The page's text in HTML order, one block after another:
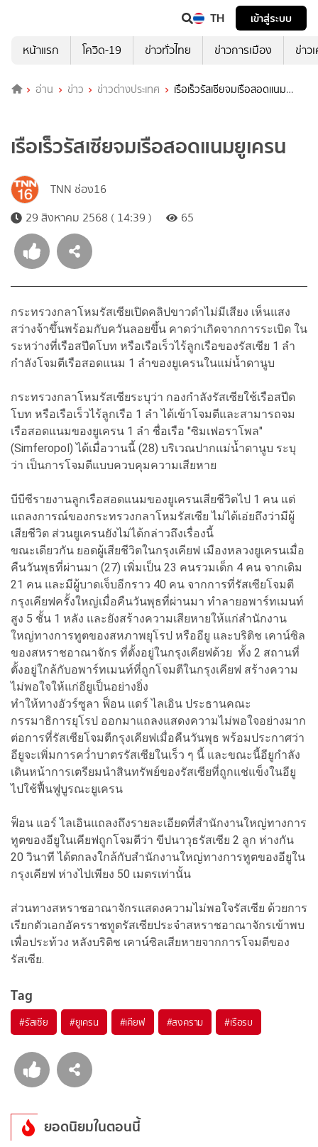
TH
เข้าสู่ระบบ
หน้าแรก
โควิด-19 ข่าวทั่วไทย ข่าวการเมือง ข่าว
อ่าน ข่าว ข่าวต่างประเทศ
เรือเร็วรัสเซียจมเรือสอดแนม
เรือเร็วรัสเซียจมเรือสอดแนมยูเครน
TNN ช่อง16
29 สิงหาคม 2568 ( 14:39 )
65
กระทรวงกลาโหมรัสเซียเปิดคลิปขาวดำไม่มีเสียง เห็นแสง
สว่างจ้าขึ้นพร้อมกับควันลอยขึ้น คาดว่าเกิดจากการระเบิด ใน
ระหว่างที่เรือสปีดโบท หรือเรือเร็วไร้ลูกเรือของรัสเซีย 1 ลำ
กำลังโจมตีเรือสอดแนม 1 ลำของยูเครนในแม่น้ำดานูบ
กระทรวงกลาโหมรัสเซียระบุว่า กองกำลังรัสเซียใช้เรือสปีด
โบท หรือเรือเร็วไร้ลูกเรือ 1 ลำ ได้เข้าโจมตีและสามารถจม
เรือสอดแนมของยูเครน 1 ลำ ชื่อเรือ "ซิมเฟอราโพล"
(Simferopol) ได้เมื่อวานนี้ (28) บริเวณปากแม่น้ำดานูบ ระบุ
ว่า เป็นการโจมตีแบบควบคุมความเสียหาย
บีบีซีรายงานลูกเรือสอดแนมของยูเครนเสียชีวิตไป 1 คน แต่
แถลงการณ์ของกระทรวงกลาโหมรัสเซีย ไม่ได้เอ่ยถึงว่ามีผู้
เสียชีวิต ส่วนยูเครนยังไม่ได้กล่าวถึงเรื่องนี้
ขณะเดียวกัน ยอดผู้เสียชีวิตในกรุงเคียฟ เมืองหลวงยูเครนเมื่อ
คืนวันพุธที่ผ่านมา (27) เพิ่มเป็น 23 คนรวมเด็ก 4 คน จากเดิม
21 คน และมีผู้บาดเจ็บอีกราว 40 คน จากการที่รัสเซียโจมตี
กรุงเคียฟครั้งใหญ่เมื่อคืนวันพุธที่ผ่านมา ทำลายอพาร์ทเมนท์
สูง 5 ชั้น 1 หลัง และยังสร้างความเสียหายให้แก่สำนักงาน
ใหญ่ทางการทูตของสหภาพยุโรป หรืออียู และบริติช เคาน์ซิล
ของสหราชอาณาจักร ที่ตั้งอยู่ในกรุงเคียฟด้วย ทั้ง 2 สถานที่
ตั้งอยู่ใกล้กับอพาร์ทเมนท์ที่ถูกโจมตีในกรุงเคียฟ สร้างความ
ไม่พอใจให้แก่อียูเป็นอย่างยิ่ง
ทำให้ทางอัวร์ซูลา ฟ็อน แดร์ ไลเอิน ประธานคณะ
กรรมาธิการยุโรป ออกมาแถลงแสดงความไม่พอใจอย่างมาก
ต่อการที่รัสเซียโจมตีกรุงเคียฟเมื่อคืนวันพุธ พร้อมประกาศว่า
อียูจะเพิ่มการคว่ำบาตรรัสเซียในเร็ว ๆ นี้ และขณะนี้อียูกำลัง
เดินหน้าการเตรียมนำสินทรัพย์ของรัสเซียที่ถูกแช่แข็งในอียู
ไปใช้ฟื้นฟูบูรณะยูเครน
ฟ็อน แอร์ ไลเอินแถลงถึงรายละเอียดที่สำนักงานใหญ่ทางการ
ทูตของอียูในเคียฟถูกโจมตีว่า ขีปนาวุธรัสเซีย 2 ลูก ห่างกัน
20 วินาที ได้ตกลงใกล้กับสำนักงานใหญ่ทางการทูตของอียูใน
กรุงเคียฟ ห่างไปเพียง 50 เมตรเท่านั้น
ส่วนทางสหราชอาณาจักรแสดงความไม่พอใจรัสเซีย ด้วยการ
เรียกตัวเอกอัครราชทูตรัสเซียประจำสหราชอาณาจักรเข้าพบ
เพื่อประท้วง หลังบริติช เคาน์ซิลเสียหายจากการโจมตีของ
รัสเซีย.
Tag
#รัสเซีย #ยูเครน #เคียฟ #สงคราม #เรือรบ
ยอดนิยมในตอนนี้